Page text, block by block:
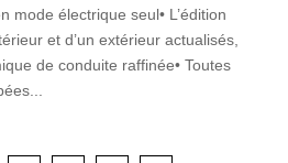
mode électrique seul• L’édition
et d’un extérieur actualisés,
de conduite raffinée• Toutes